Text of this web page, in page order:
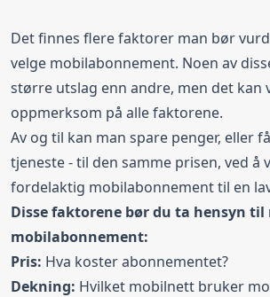
Det finnes flere faktorer man bør
velge mobilabonnement. Noen av
større utslag enn andre, men det
oppmerksom på alle faktorene.
Av og til kan man spare penger, eller
tjeneste - til den samme prisen, ved å
fordelaktig mobilabonnement til en
Disse faktorene bør du ta hensyn til
mobilabonnement:
Pris: Hva koster abonnementet?
Dekning: Hvilket mobilnett bruker